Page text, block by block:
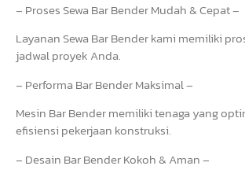
– Proses Sewa Bar Bender Mudah & Cepat –
Layanan Sewa Bar Bender kami memiliki
jadwal proyek Anda.
– Performa Bar Bender Maksimal –
Mesin Bar Bender memiliki tenaga yang
efisiensi pekerjaan konstruksi.
– Desain Bar Bender Kokoh & Aman –